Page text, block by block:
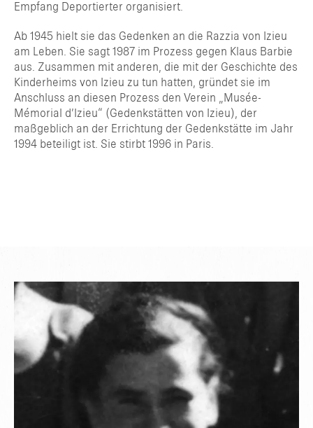
Empfang Deportierter organisiert.
Ab 1945 hielt sie das Gedenken an die Razzia von Izieu
am Leben. Sie sagt 1987 im Prozess gegen Klaus Barbie
aus. Zusammen mit anderen, die mit der Geschichte des
Kinderheims von Izieu zu tun hatten, gründet sie im
Anschluss an diesen Prozess den Verein „Musée-
Mémorial d’Izieu“ (Gedenkstätten von Izieu), der
maßgeblich an der Errichtung der Gedenkstätte im Jahr
1994 beteiligt ist. Sie stirbt 1996 in Paris.